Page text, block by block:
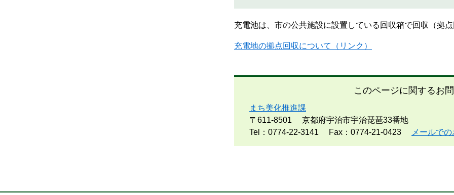
充電池は、市の公共施設に設置している回収箱で回収（拠点
充電地の拠点回収について（リンク）
このページに関するお
まち美化推進課
〒611-8501
京都府宇治市宇治琵琶33番地
Tel：0774-22-3141
Fax：0774-21-0423 メールで